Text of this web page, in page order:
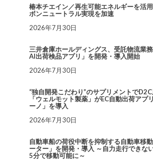
椿本チエイン／再生可能エネルギーを活
ボンニュートラル実現を加速
2026年7月30日
三井倉庫ホールディングス、受託物流業
AI出荷検品アプリ」を開発・導入開始
2026年7月30日
“独自開発こだわり”のサプリメントで
「ウェルモット製薬」がEC自動出荷アプ
ーノ」を導入
2026年7月30日
自動車船の荷役中断を抑制する自動車移
ーター」を開発・導入 ～自力走行できな
5分で移動可能に～